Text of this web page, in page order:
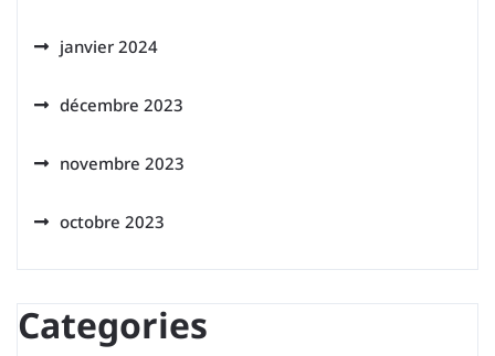
janvier 2024
décembre 2023
novembre 2023
octobre 2023
Categories